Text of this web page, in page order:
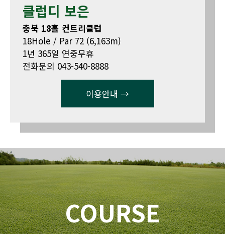
클럽디 보은
충북 18홀 컨트리클럽
18Hole / Par 72 (6,163m)
1년 365일 연중무휴
전화문의 043-540-8888
이용안내 →
COURSE